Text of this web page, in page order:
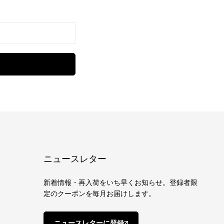
ニュースレター
新着情報・再入荷をいち早くお知らせ。登録者限
定のクーポンを毎月お届けします。